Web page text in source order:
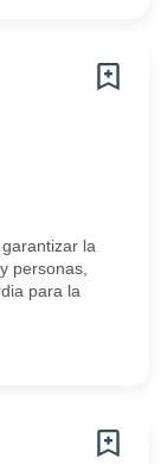
la
personas,
para la